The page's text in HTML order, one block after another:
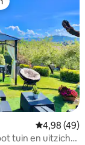
4,98 (49)
tuin en uitzicht